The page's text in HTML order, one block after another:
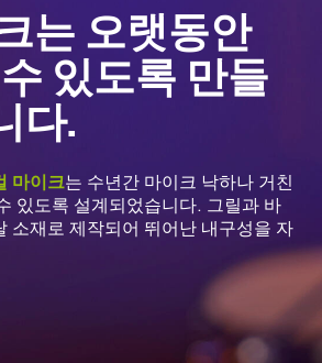
는 오랫동안
있도록 만들
다.
마이크는 수년간 마이크 낙하나 거친
있도록 설계되었습니다. 그릴과 바
소재로 제작되어 뛰어난 내구성을 자